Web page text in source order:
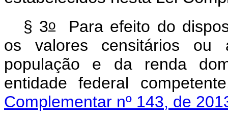
§ 3oPara efeito do
os valores censitários ou
população e da renda
entidade federal
Complementar nº 143, de